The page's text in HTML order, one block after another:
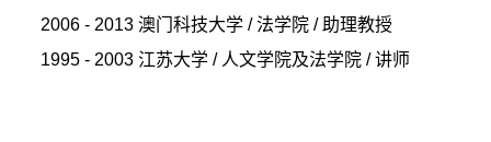
2006 - 2013 澳门科技大学 / 法学院 / 助理教授
1995 - 2003 江苏大学 / 人文学院及法学院 / 讲师